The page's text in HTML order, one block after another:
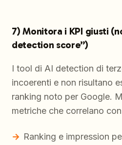
7) Monitora i KPI giusti
detection score”)
I tool di AI detection di
incoerenti e non risultano
ranking noto per Google.
metriche che correlano
Ranking e impression